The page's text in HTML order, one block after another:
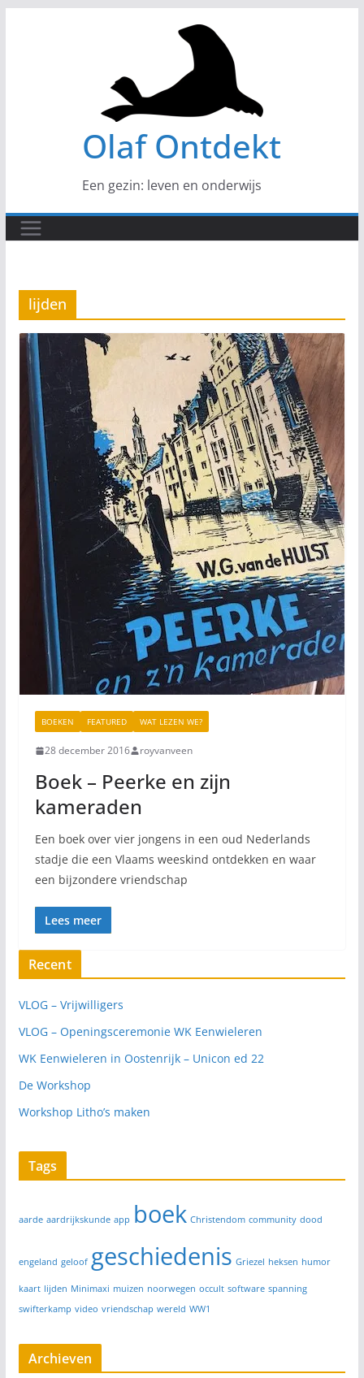
Olaf Ontdekt
Een gezin: leven en onderwijs
lijden
BOEKEN FEATURED WAT LEZEN WE?
28 december 2016 royvanveen
Boek – Peerke en zijn
kameraden
Een boek over vier jongens in een oud Nederlands
stadje die een Vlaams weeskind ontdekken en waar
een bijzondere vriendschap
Lees meer
Recent
VLOG – Vrijwilligers
VLOG – Openingsceremonie WK Eenwieleren
WK Eenwieleren in Oostenrijk – Unicon ed 22
De Workshop
Workshop Litho’s maken
Tags
aarde aardrijkskunde app boek Christendom community dood
engeland geloof geschiedenis Griezel heksen humor
kaart lijden Minimaxi muizen noorwegen occult software spanning
swifterkamp video vriendschap wereld WW1
Archieven